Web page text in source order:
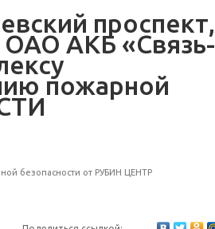
проспект,
ОАО АКБ «Связь-
пожарной
безопасности от РУБИН ЦЕНТР